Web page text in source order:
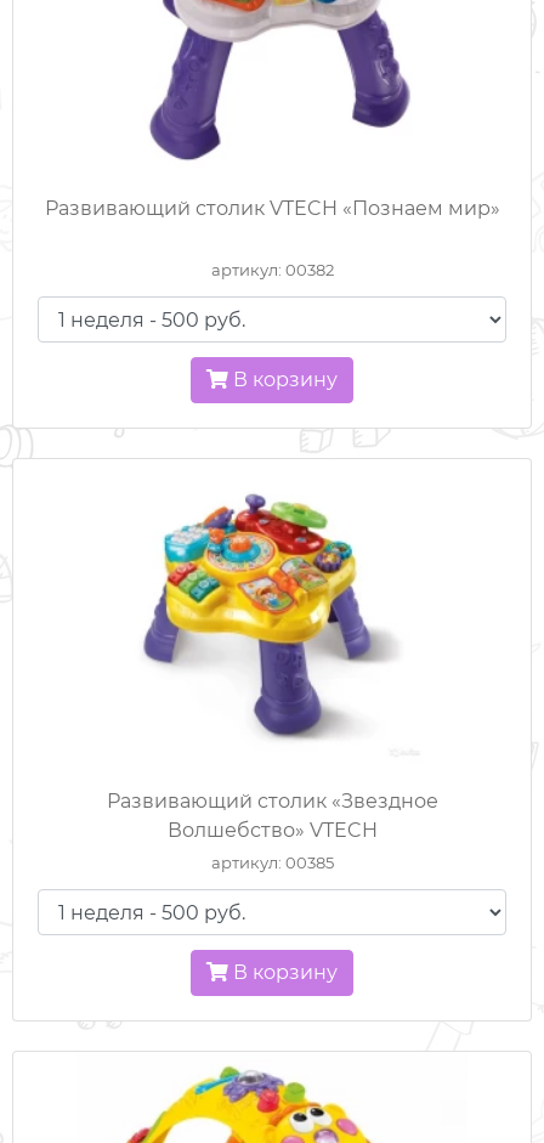
Развивающий столик VTECH «Познаем мир»
артикул: 00382
В корзину
Развивающий столик «Звездное
Волшебство» VTECH
артикул: 00385
В корзину